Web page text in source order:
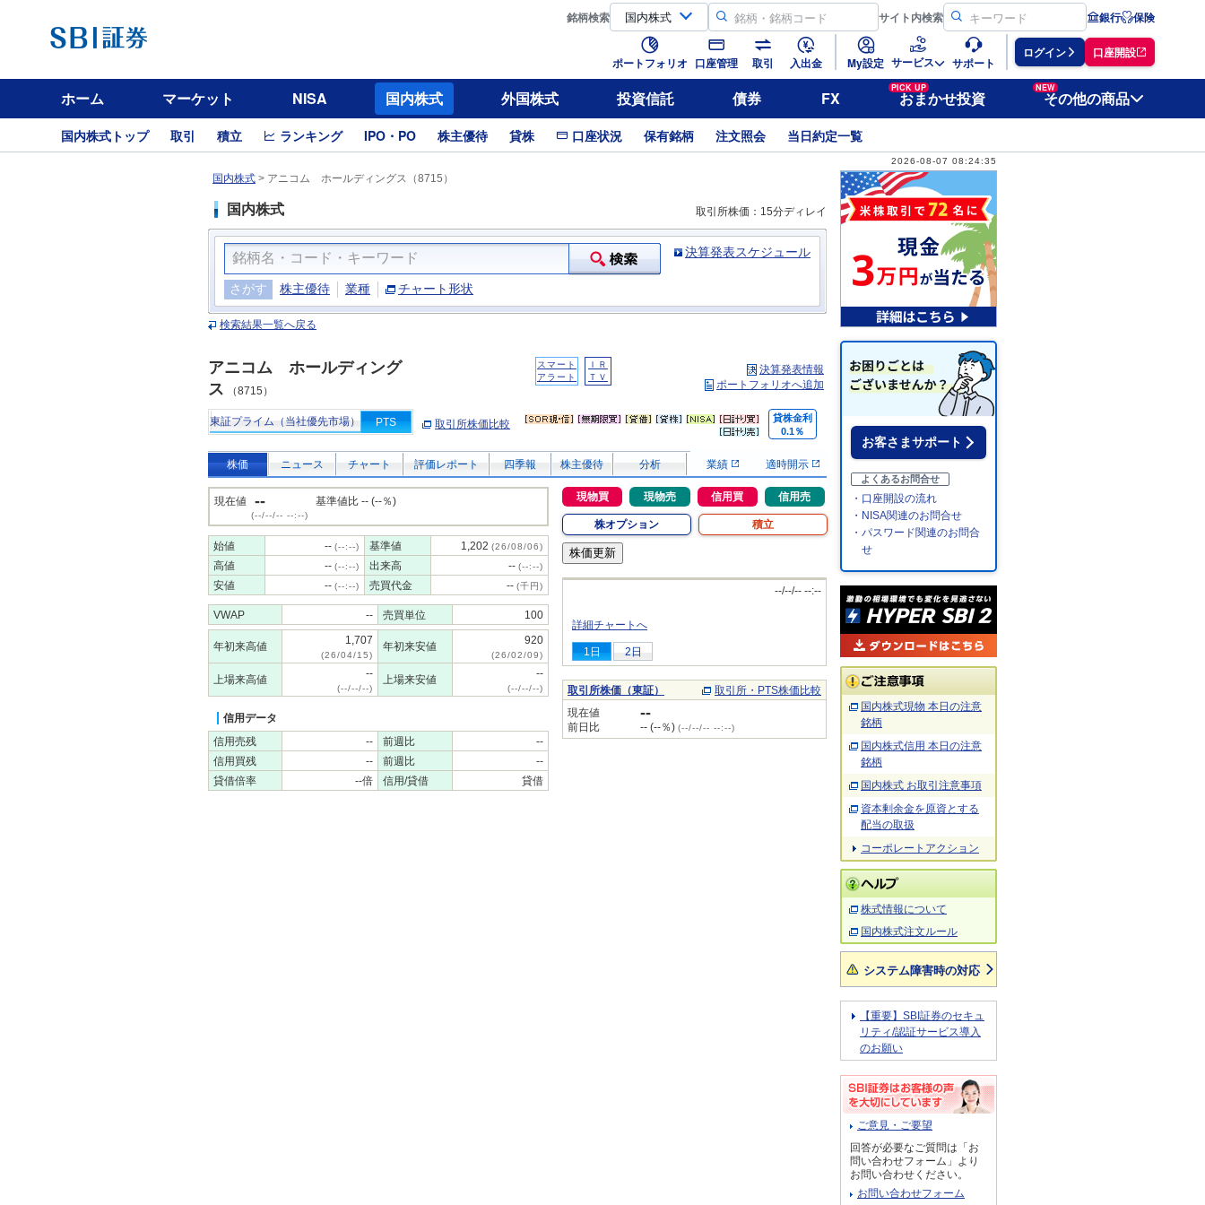
銘柄検索 サイト内検索 銀行 保険
ポートフォリオ 口座管理 取引 入出金 My設定 サービス サポート
ログイン 口座開設
ホーム マーケット NISA 国内株式 外国株式 投資信託 債券 FX
PICK UP
おまかせ投資
NEW
その他の商品
国内株式トップ 取引 積立 ランキング IPO・PO 株主優待 貸株 口座状況 保有銘柄 注文照会 当日約定一覧
2026-08-07 08:24:35
国内株式 > アニコム ホールディングス（8715）
国内株式 取引所株価：15分ディレイ
決算発表スケジュール
さがす 株主優待 業種 チャート形状
検索結果一覧へ戻る
アニコム ホールディング
ス （8715）
スマート
アラート
ＩＲ
ＴＶ
決算発表情報
ポートフォリオへ追加
東証プライム（当社優先市場） PTS 取引所株価比較
貸株金利
0.1％
株価 ニュース チャート 評価レポート 四季報 株主優待 分析 業績 適時開示
現在値 --
(--/--/-- --:--)
基準値比 -- (--％)
始値 -- (--:--) 基準値 1,202 (26/08/06)
高値 -- (--:--) 出来高 -- (--:--)
安値 -- (--:--) 売買代金 -- (千円)
VWAP -- 売買単位 100
年初来高値 1,707
(26/04/15)
年初来安値 920
(26/02/09)
上場来高値 --
(--/--/--)
上場来安値 --
(--/--/--)
信用データ
信用売残
-- 前週比
--
信用買残
-- 前週比
--
貸借倍率
--倍 信用/貸借 貸借
現物買 現物売 信用買 信用売
株オプション 積立
--/--/-- --:--
詳細チャートへ
1日 2日
取引所株価（東証）
取引所・PTS株価比較
現在値
--
前日比 -- (--％) (--/--/-- --:--)
お客さまサポート
よくあるお問合せ
・口座開設の流れ
・NISA関連のお問合せ
・パスワード関連のお問合
せ
国内株式現物 本日の注意
銘柄
国内株式信用 本日の注意
銘柄
国内株式 お取引注意事項
資本剰余金を原資とする
配当の取扱
コーポレートアクション
株式情報について
国内株式注文ルール
システム障害時の対応
【重要】SBI証券のセキュ
リティ/認証サービス導入
のお願い
ご意見・ご要望
回答が必要なご質問は「お
問い合わせフォーム」より
お問い合わせください。
お問い合わせフォーム